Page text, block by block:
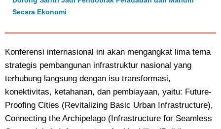
Secara Ekonomi
Konferensi internasional ini akan mengangkat lima tema
strategis pembangunan infrastruktur nasional yang
terhubung langsung dengan isu transformasi,
konektivitas, ketahanan, dan pembiayaan, yaitu: Future-
Proofing Cities (Revitalizing Basic Urban Infrastructure),
Connecting the Archipelago (Infrastructure for Seamless